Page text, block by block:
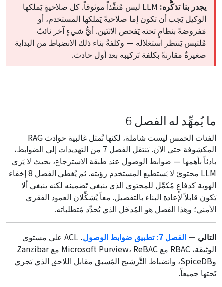
يجدر بنا تذكُّره:
LLM ليس مُنفِّذاً موثوقاً. كل صلاحيةٍ يَملكها
الوكيل يَجب أن تكون إما صلاحيةً يَملكها المستخدم، أو
مَفروضةً بنظامٍ تحته يَفحص الاثنَين. أيُّ شيءٍ آخر نائبٌ
مُلتبس يَنتظر استغلاله — وكلفةُ بناء ذلك الانضباط من البداية
صغيرةٌ مقارنةً بكلفة تَركيبه بعد أول حادث.
ما يُمهِّد له الفصل 6
الفئات الخمس ليست شاملة، لكنها تُمثل غالبية حوادث RAG
المكشوفة حتى الآن. يَنتقل الفصل 7 من التهديدات إلى الضوابط،
بادئاً بأهمها — ضوابط الوصول عند طبقة الاسترجاع، بحيث لا يَرى
LLM محتوىً لا يَستطيع المستخدم رؤيته. ثم يُغطي الفصل 8 إخفاء
الهوية كدفاعٍ مُكمِّل للمحتوى الذي ينبغي تَضمينه لكنه ينبغي ألا
يَكون قابلاً لإعادة البناء بالتفصيل. معاً يُشكِّلان العمود الفقري
الأمني؛ وهذا الفصل هو المُدخَل الذي يُحدِّد مُتطلباته.
التالي — الفصل 7: تطبيق ضوابط الوصول .
ACL على مستوى
الوثيقة، RBAC مع Microsoft Purview، ReBAC مع Zanzibar
وSpiceDB، وانضباط التَّرشيح المُسبق مقابل اللاحق الذي يَجري
تَحتها جميعاً.